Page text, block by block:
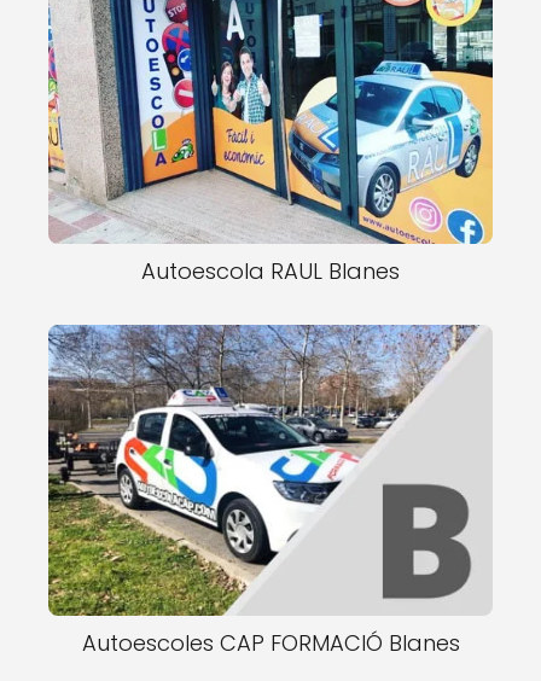
Autoescola RAUL Blanes
Autoescoles CAP FORMACIÓ Blanes